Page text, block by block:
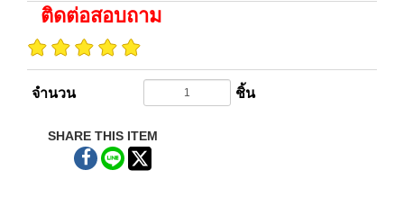
ติดต่อสอบถาม
จำนวน ชิ้น
SHARE THIS ITEM